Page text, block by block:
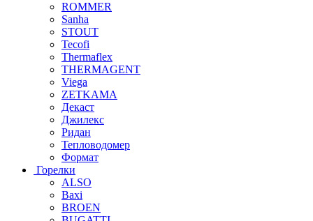
ROMMER
Sanha
STOUT
Tecofi
Thermaflex
THERMAGENT
Viega
ZETKAMA
Декаст
Джилекс
Ридан
Тепловодомер
Формат
Горелки
ALSO
Baxi
BROEN